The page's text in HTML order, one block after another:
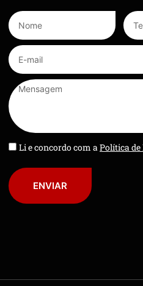
Li e concordo com aPolítica
ENVIAR